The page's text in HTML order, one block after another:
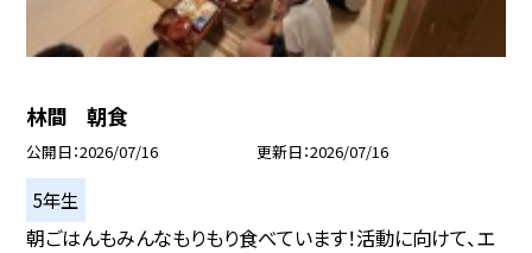
林間 朝食
公開日 2026/07/16 更新日 2026/07/16
5年生
朝ごはんもみんなもりもり食べています！活動に向けて、エ